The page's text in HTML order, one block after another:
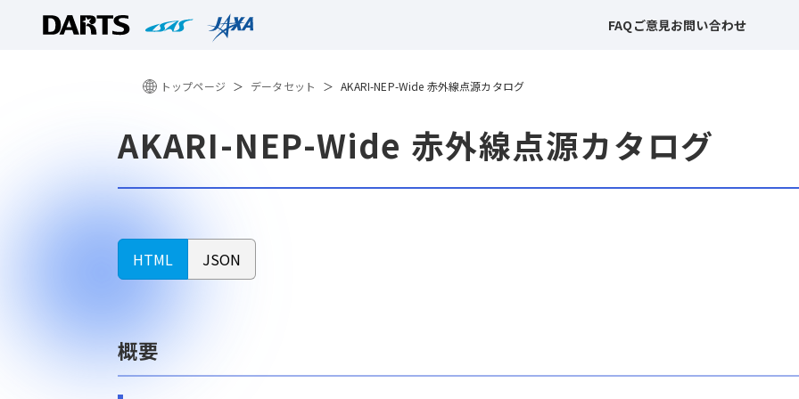
FAQ ご意見お問い合わせ
トップページ データセット AKARI-NEP-Wide 赤外線点源カタログ
AKARI-NEP-Wide 赤外線点源カタログ
HTML JSON
概要